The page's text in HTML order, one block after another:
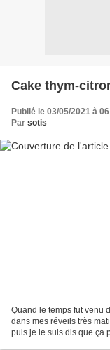
Cake thym-
Publié le 03/05/2021 à
Par sotis
Quand le temps fut venu
dans mes réveils très
puis je le suis dis que ça